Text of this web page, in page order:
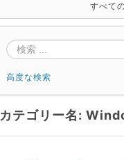
すべて
高度な検索
カテゴリー名: